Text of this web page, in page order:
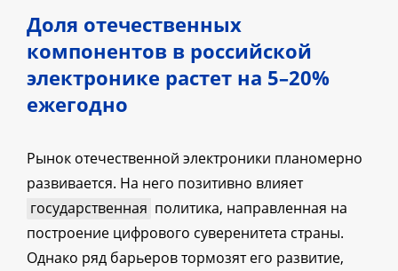
Доля отечественных
компонентов в российской
электронике растет на 5–20%
ежегодно
Рынок отечественной электроники планомерно
развивается. На него позитивно влияет
государственная политика, направленная на
построение цифрового суверенитета страны.
Однако ряд барьеров тормозят его развитие,